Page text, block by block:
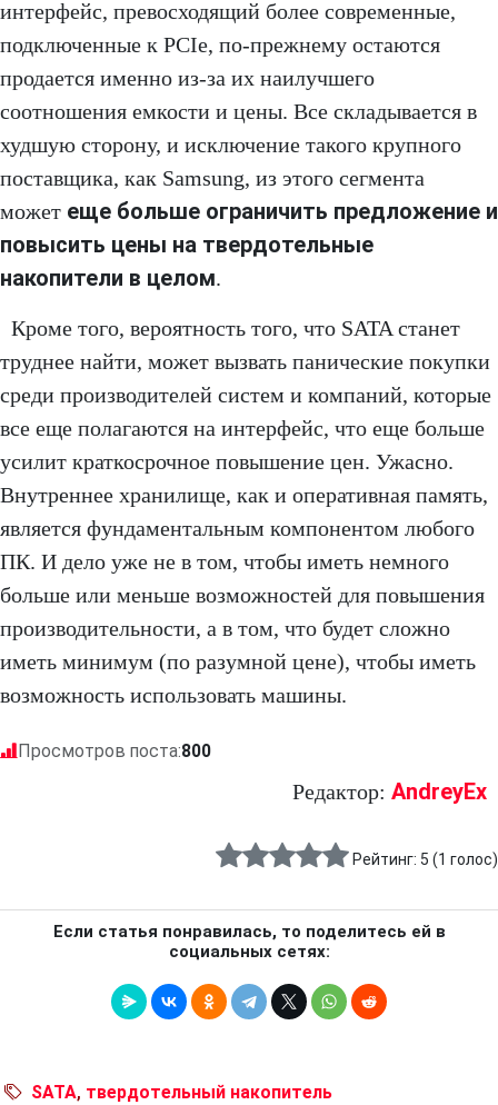
интерфейс, превосходящий более современные,
подключенные к PCIe, по-прежнему остаются
продается именно из-за их наилучшего
соотношения емкости и цены. Все складывается в
худшую сторону, и исключение такого крупного
поставщика, как Samsung, из этого сегмента
может еще больше ограничить предложение и
повысить цены на твердотельные
накопители в целом.
Кроме того, вероятность того, что SATA станет
труднее найти, может вызвать панические покупки
среди производителей систем и компаний, которые
все еще полагаются на интерфейс, что еще больше
усилит краткосрочное повышение цен. Ужасно.
Внутреннее хранилище, как и оперативная память,
является фундаментальным компонентом любого
ПК. И дело уже не в том, чтобы иметь немного
больше или меньше возможностей для повышения
производительности, а в том, что будет сложно
иметь минимум (по разумной цене), чтобы иметь
возможность использовать машины.
Просмотров поста:800
Редактор: AndreyEx
Рейтинг: 5 (1 голос)
Если статья понравилась, то поделитесь ей в
социальных сетях:
SATA, твердотельный накопитель